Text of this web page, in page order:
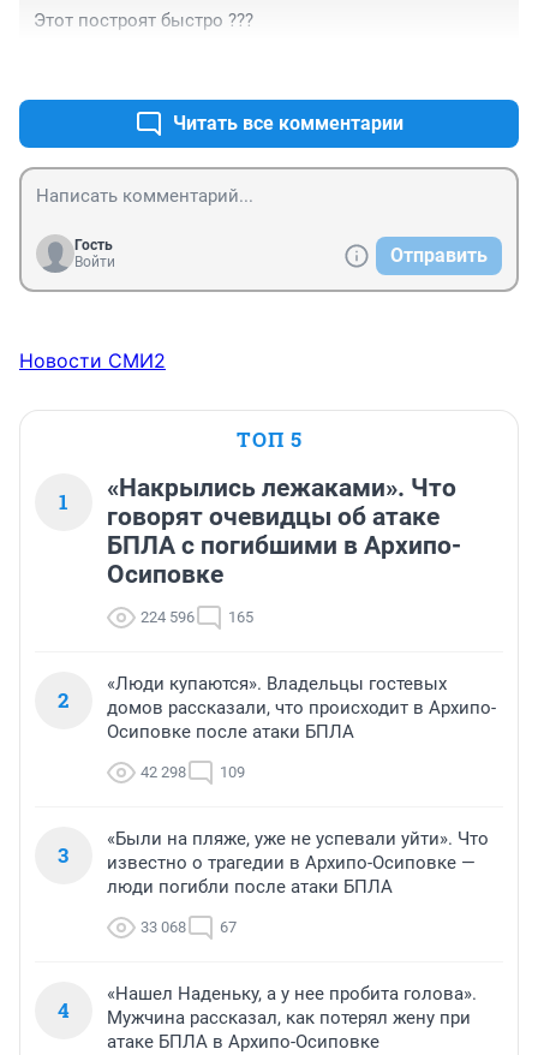
Этот построят быстро ???
Читать все комментарии
Гость
Войти
Отправить
Новости СМИ2
ТОП 5
1
«Накрылись лежаками». Что
говорят очевидцы об атаке
БПЛА с погибшими в Архипо-
Осиповке
224 596 165
2
«Люди купаются». Владельцы гостевых
домов рассказали, что происходит в Архипо-
Осиповке после атаки БПЛА
42 298 109
3
«Были на пляже, уже не успевали уйти». Что
известно о трагедии в Архипо-Осиповке —
люди погибли после атаки БПЛА
33 068 67
4
«Нашел Наденьку, а у нее пробита голова».
Мужчина рассказал, как потерял жену при
атаке БПЛА в Архипо-Осиповке